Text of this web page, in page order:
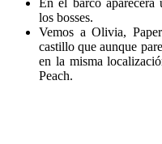
los bosses.
Vemos a Olivia,
castillo que aunque
en la misma
Peach.